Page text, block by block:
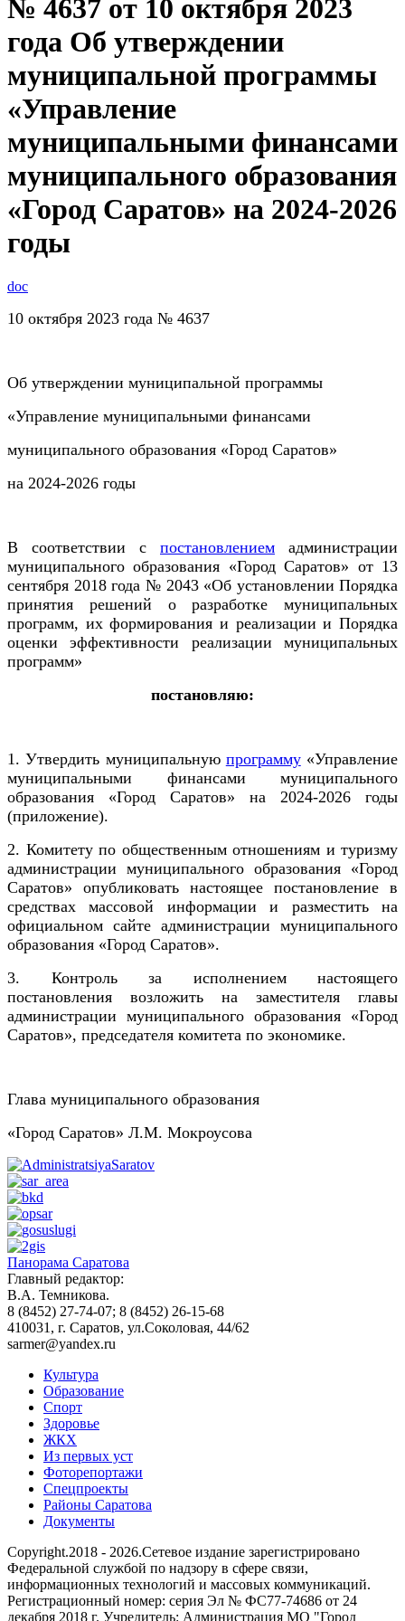
№ 4637 от 10 октября 2023
года Об утверждении
муниципальной программы
«Управление
муниципальными финансами
муниципального образования
«Город Саратов» на 2024-2026
годы
doc
10 октября 2023 года № 4637
Об утверждении муниципальной программы
«Управление муниципальными финансами
муниципального образования «Город Саратов»
на 2024-2026 годы
В соответствии с постановлением администрации
муниципального образования «Город Саратов» от 13
сентября 2018 года № 2043 «Об установлении Порядка
принятия решений о разработке муниципальных
программ, их формирования и реализации и Порядка
оценки эффективности реализации муниципальных
программ»
постановляю:
1. Утвердить муниципальную программу«Управление
муниципальными финансами муниципального
образования «Город Саратов» на 2024-2026 годы
(приложение).
2. Комитету по общественным отношениям и туризму
администрации муниципального образования «Город
Саратов» опубликовать настоящее постановление в
средствах массовой информации и разместить на
официальном сайте администрации муниципального
образования «Город Саратов».
3. Контроль за исполнением настоящего
постановления возложить на заместителя главы
администрации муниципального образования «Город
Саратов», председателя комитета по экономике.
Глава муниципального образования
«Город Саратов» Л.М. Мокроусова
Панорама Саратова
Главный редактор:
В.А. Темникова.
8 (8452) 27-74-07; 8 (8452) 26-15-68
410031, г. Саратов, ул.Соколовая, 44/62
sarmer@yandex.ru
Культура
Образование
Спорт
Здоровье
ЖКХ
Из пеpвых уст
Фоторепортажи
Спецпроекты
Районы Саратова
Документы
Copyright.2018 - 2026.Сетевое издание зарегистрировано
Федеральной службой по надзору в сфере связи,
информационных технологий и массовых коммуникаций.
Регистрационный номер: серия Эл № ФС77-74686 от 24
декабря 2018 г. Учредитель: Администрация МО "Город